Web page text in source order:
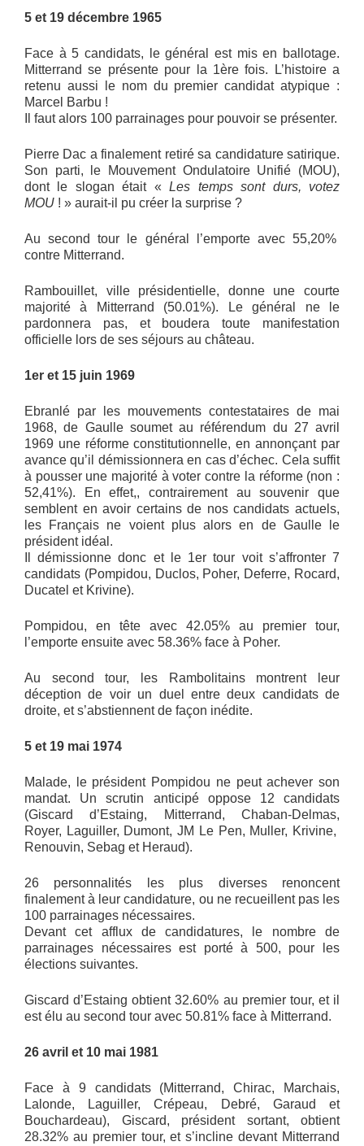
5 et 19 décembre 1965
Face à 5 candidats, le général est mis en ballotage.
Mitterrand se présente pour la 1ère fois. L’histoire a
retenu aussi le nom du premier candidat atypique :
Marcel Barbu !
Il faut alors 100 parrainages pour pouvoir se présenter.
Pierre Dac a finalement retiré sa candidature satirique.
Son parti, le Mouvement Ondulatoire Unifié (MOU),
dont le slogan était «Les temps sont durs, votez
MOU ! » aurait-il pu créer la surprise ?
Au second tour le général l’emporte avec 55,20%
contre Mitterrand.
Rambouillet, ville présidentielle, donne une courte
majorité à Mitterrand (50.01%). Le général ne le
pardonnera pas, et boudera toute manifestation
officielle lors de ses séjours au château.
1er et 15 juin 1969
Ebranlé par les mouvements contestataires de mai
1968, de Gaulle soumet au référendum du 27 avril
1969 une réforme constitutionnelle, en annonçant par
avance qu’il démissionnera en cas d’échec. Cela suffit
à pousser une majorité à voter contre la réforme (non :
52,41%). En effet,, contrairement au souvenir que
semblent en avoir certains de nos candidats actuels,
les Français ne voient plus alors en de Gaulle le
président idéal.
Il démissionne donc et le 1er tour voit s’affronter 7
candidats (Pompidou, Duclos, Poher, Deferre, Rocard,
Ducatel et Krivine).
Pompidou, en tête avec 42.05% au premier tour,
l’emporte ensuite avec 58.36% face à Poher.
Au second tour, les Rambolitains montrent leur
déception de voir un duel entre deux candidats de
droite, et s’abstiennent de façon inédite.
5 et 19 mai 1974
Malade, le président Pompidou ne peut achever son
mandat. Un scrutin anticipé oppose 12 candidats
(Giscard d’Estaing, Mitterrand, Chaban-Delmas,
Royer, Laguiller, Dumont, JM Le Pen, Muller, Krivine,
Renouvin, Sebag et Heraud).
26 personnalités les plus diverses renoncent
finalement à leur candidature, ou ne recueillent pas les
100 parrainages nécessaires.
Devant cet afflux de candidatures, le nombre de
parrainages nécessaires est porté à 500, pour les
élections suivantes.
Giscard d’Estaing obtient 32.60% au premier tour, et il
est élu au second tour avec 50.81% face à Mitterrand.
26 avril et 10 mai 1981
Face à 9 candidats (Mitterrand, Chirac, Marchais,
Lalonde, Laguiller, Crépeau, Debré, Garaud et
Bouchardeau), Giscard, président sortant, obtient
28.32% au premier tour, et s’incline devant Mitterrand